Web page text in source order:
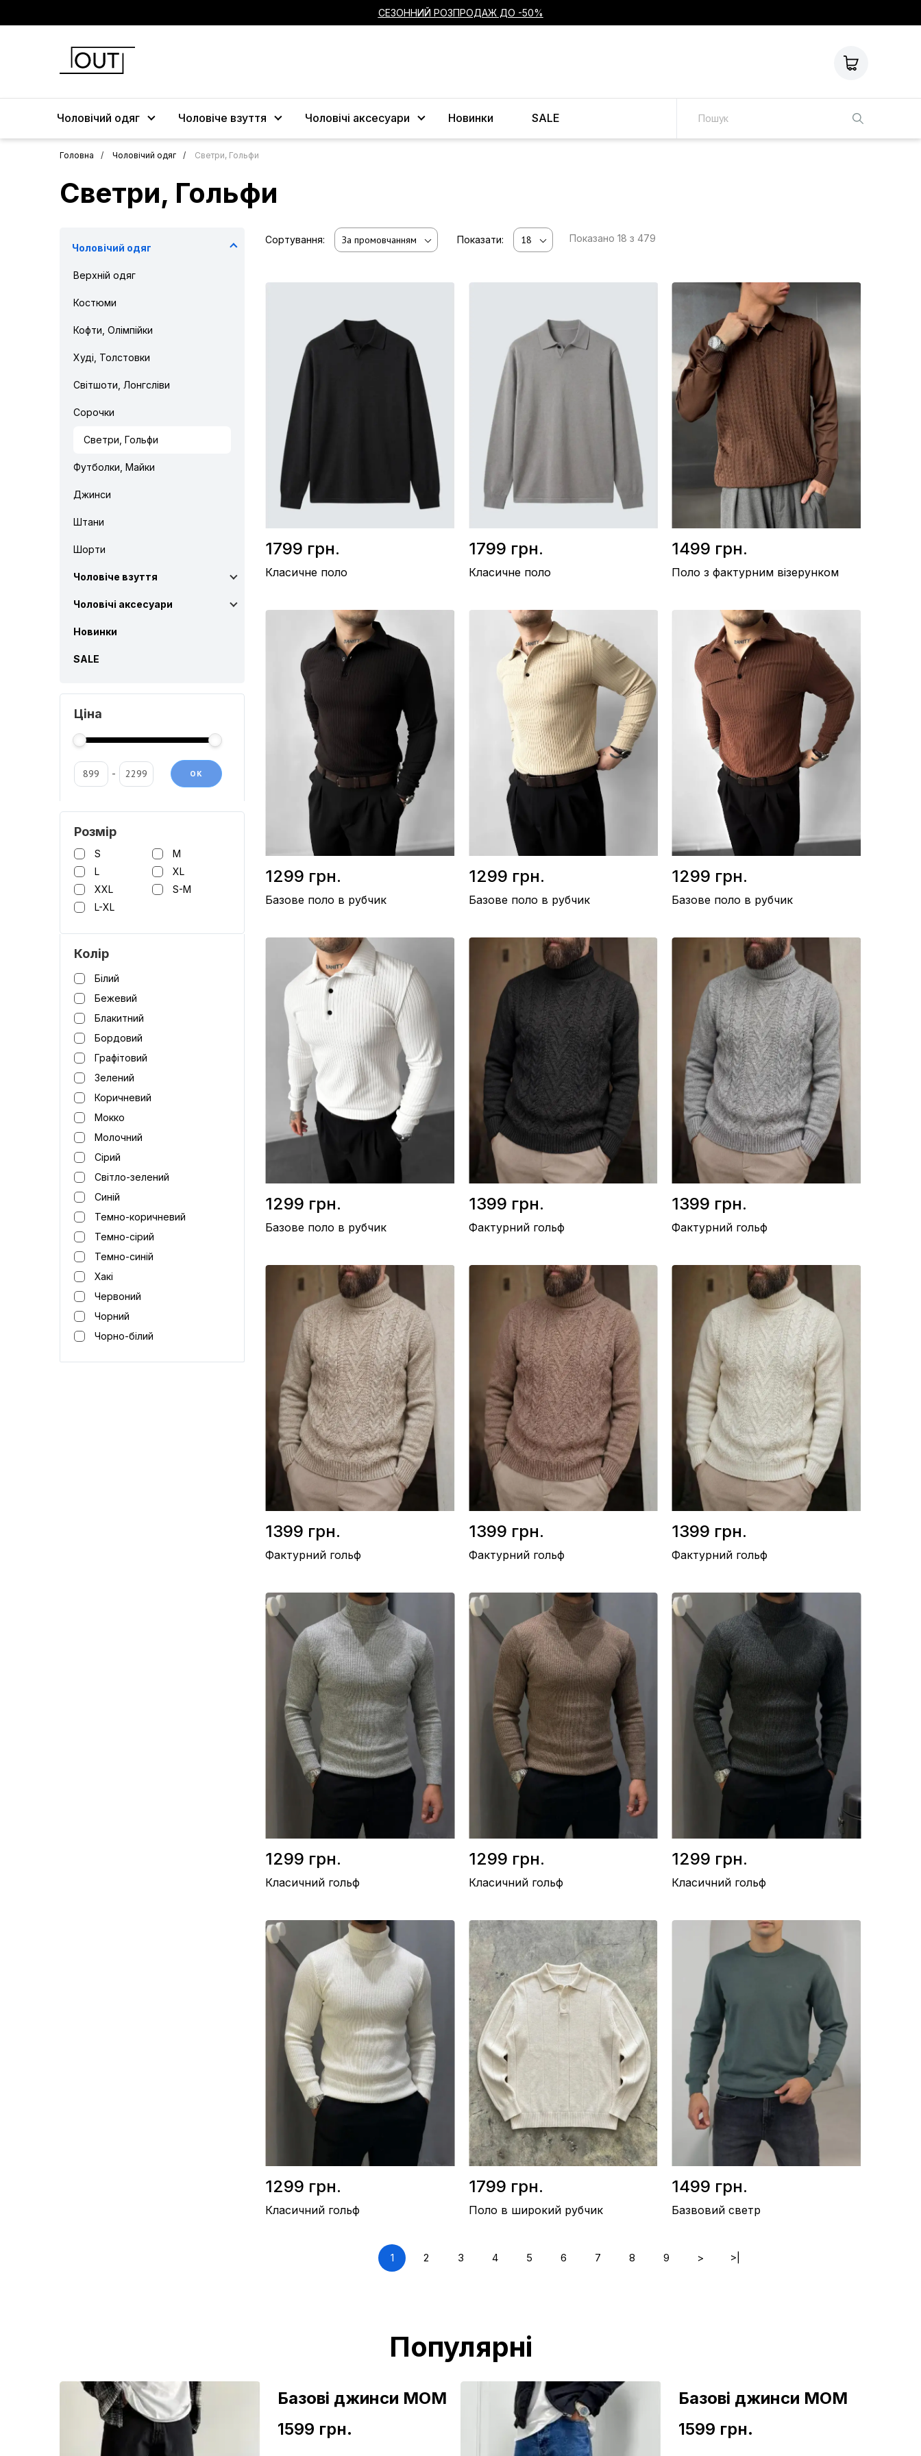
СЕЗОННИЙ РОЗПРОДАЖ ДО -50%
Чоловічий одяг Чоловіче взуття Чоловічі аксесуари Новинки SALE
Головна Чоловічий одяг Светри, Гольфи
Светри, Гольфи
Чоловічий одяг
Верхній одяг
Костюми
Кофти, Олімпійки
Худі, Толстовки
Світшоти, Лонгсліви
Сорочки
Светри, Гольфи
Футболки, Майки
Джинси
Штани
Шорти
Чоловіче взуття
Чоловічі аксесуари
Новинки
SALE
Ціна
- OК
Розмір
S
M
L
XL
XXL
S-M
L-XL
Колір
Білий
Бежевий
Блакитний
Бордовий
Графітовий
Зелений
Коричневий
Мокко
Молочний
Сірий
Світло-зелений
Синій
Темно-коричневий
Темно-сірий
Темно-синій
Хакі
Червоний
Чорний
Чорно-білий
Сортування: За промовчанням Показати: 18 Показано 18 з 479
1799 грн.
Класичне поло
Склад / Бавовна 100%
Виробництво / Туреччина
Колір / Чорний
1799 грн.
Класичне поло
Склад / Бавовна 100%
Виробництво / Туреччина
Колір / Сірий
1499 грн.
Поло з фактурним візерунком
Склад / Поліамід 80%, Віскон 10%, Лікра 10%
Виробництво / Туреччина
Колір / Коричневий
1299 грн.
Базове поло в рубчик
Матеріал / Рубчик
Виробництво / Україна
Колір / Чорний
1299 грн.
Базове поло в рубчик
Матеріал / Рубчик
Виробництво / Україна
Колір / Бежевий
1299 грн.
Базове поло в рубчик
Матеріал / Рубчик
Виробництво / Україна
Колір / Коричневий
1299 грн.
Базове поло в рубчик
Матеріал / Рубчик
Виробництво / Україна
Колір / Молочний
1399 грн.
Фактурний гольф
Склад / Вовна 70%, Акрил 30%
Виробництво / Туреччина
Колір / Чорний
1399 грн.
Фактурний гольф
Склад / Вовна 70%, Акрил 30%
Виробництво / Туреччина
Колір / Сірий
1399 грн.
Фактурний гольф
Склад / Вовна 70%, Акрил 30%
Виробництво / Туреччина
Колір / Бежевий
1399 грн.
Фактурний гольф
Склад / Вовна 70%, Акрил 30%
Виробництво / Туреччина
Колір / Коричневий
1399 грн.
Фактурний гольф
Склад / Вовна 70%, Акрил 30%
Виробництво / Туреччина
Колір / Білий
1299 грн.
Класичний гольф
Склад / Шерсть 50%, Акріл 50%
Виробництво / Туреччина
Колір / Сірий
1299 грн.
Класичний гольф
Склад / Шерсть 50%, Акріл 50%
Виробництво / Туреччина
Колір / Коричневий
1299 грн.
Класичний гольф
Склад / Шерсть 50%, Акріл 50%
Виробництво / Туреччина
Колір / Темно-сірий
1299 грн.
Класичний гольф
Склад / Шерсть 50%, Акріл 50%
1799 грн.
Поло в широкий рубчик
1499 грн.
Базвовий светр
1 2 3 4 5 6 7 8 9 > >|
Популярні
Базові джинси МОМ
1599 грн.
Базові джинси МОМ
1599 грн.